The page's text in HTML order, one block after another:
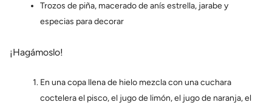
Trozos de piña, macerado de anís estrella, jarabe y
especias para decorar
¡Hagámoslo!
En una copa llena de hielo mezcla con una cuchara
coctelera el pisco, el jugo de limón, el jugo de naranja, el